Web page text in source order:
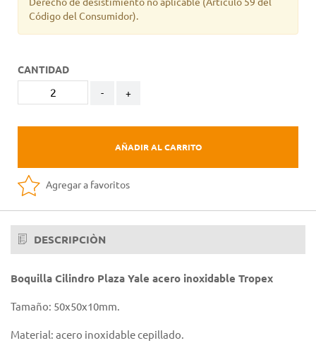
Código del Consumidor).
CANTIDAD
- +
AÑADIR AL CARRITO
Agregar a favoritos
DESCRIPCIÒN
Boquilla Cilindro Plaza Yale acero inoxidable Tropex
Tamaño: 50x50x10mm.
Material: acero inoxidable cepillado.